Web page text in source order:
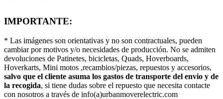
IMPORTANTE:
* Las imágenes son orientativas y no son contractuales, pueden
cambiar por motivos y/o necesidades de producción. No se admiten
devoluciones de Patinetes, bicicletas, Quads, Hoverboards,
Hoverkarts, Mini motos ,recambios/piezas, repuestos y accesorios,
salvo que el cliente asuma los gastos de transporte del envio y de
la recogida, si tiene dudas sobre el repuesto que necesita contacte
con nosotros a través de info(a)urbanmoverelectric.com